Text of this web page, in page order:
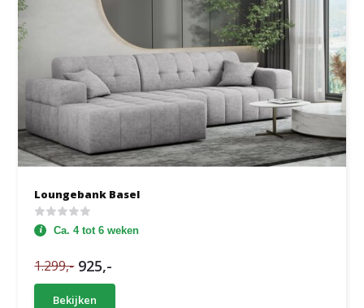
Loungebank Basel
Ca. 4 tot 6 weken
1.299,- 925,-
Bekijken